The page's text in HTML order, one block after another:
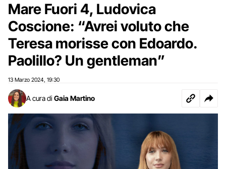
Mare Fuori 4, Ludovica
Coscione: “Avrei voluto che
Teresa morisse con Edoardo.
Paolillo? Un gentleman”
13 Marzo 2024 19:30
A cura di Gaia Martino